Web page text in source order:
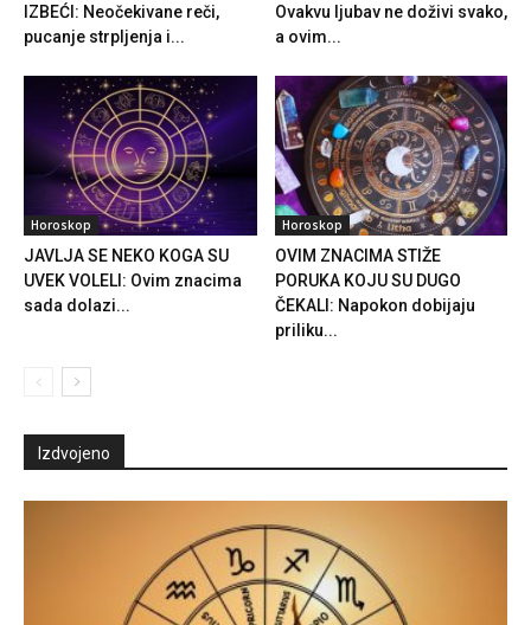
IZBEĆI: Neočekivane reči,
pucanje strpljenja i...
Ovakvu ljubav ne doživi svako,
a ovim...
Horoskop
JAVLJA SE NEKO KOGA SU
UVEK VOLELI: Ovim znacima
sada dolazi...
Horoskop
OVIM ZNACIMA STIŽE
PORUKA KOJU SU DUGO
ČEKALI: Napokon dobijaju
priliku...
Izdvojeno